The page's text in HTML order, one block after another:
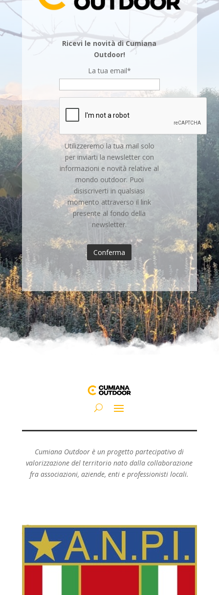
Ricevi le novità di Cumiana
Outdoor!
La tua email*
Utilizzeremo la tua mail solo
per inviarti la newsletter con
informazioni e novità relative al
mondo outdoor. Puoi
disiscriverti in qualsiasi
momento attraverso il link
presente al fondo della
newsletter.
Cumiana Outdoor è un progetto partecipativo di
valorizzazione del territorio nato dalla collaborazione
fra associazioni, aziende, enti e professionisti locali.